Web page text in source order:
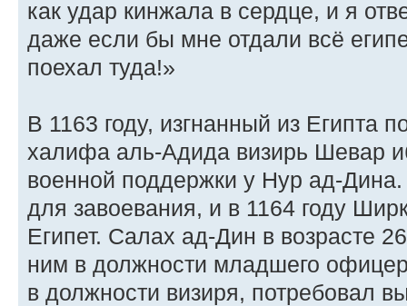
как удар кинжала в сердце, и я
даже если бы мне отдали всё
поехал туда!»
В 1163 году, изгнанный из Египта
халифа аль-Адида визирь Шевар
военной поддержки у Нур ад-
для завоевания, и в 1164 году
Египет. Салах ад-Дин в возрасте
ним в должности младшего
в должности визиря, потребовал